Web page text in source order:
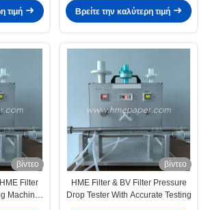
τιμή
Βρείτε την καλύτερη τιμή
βίντεο
Filter
Machine
βίντεο
HME Filter & BV Filter Pressure
Drop Tester With Accurate Testing